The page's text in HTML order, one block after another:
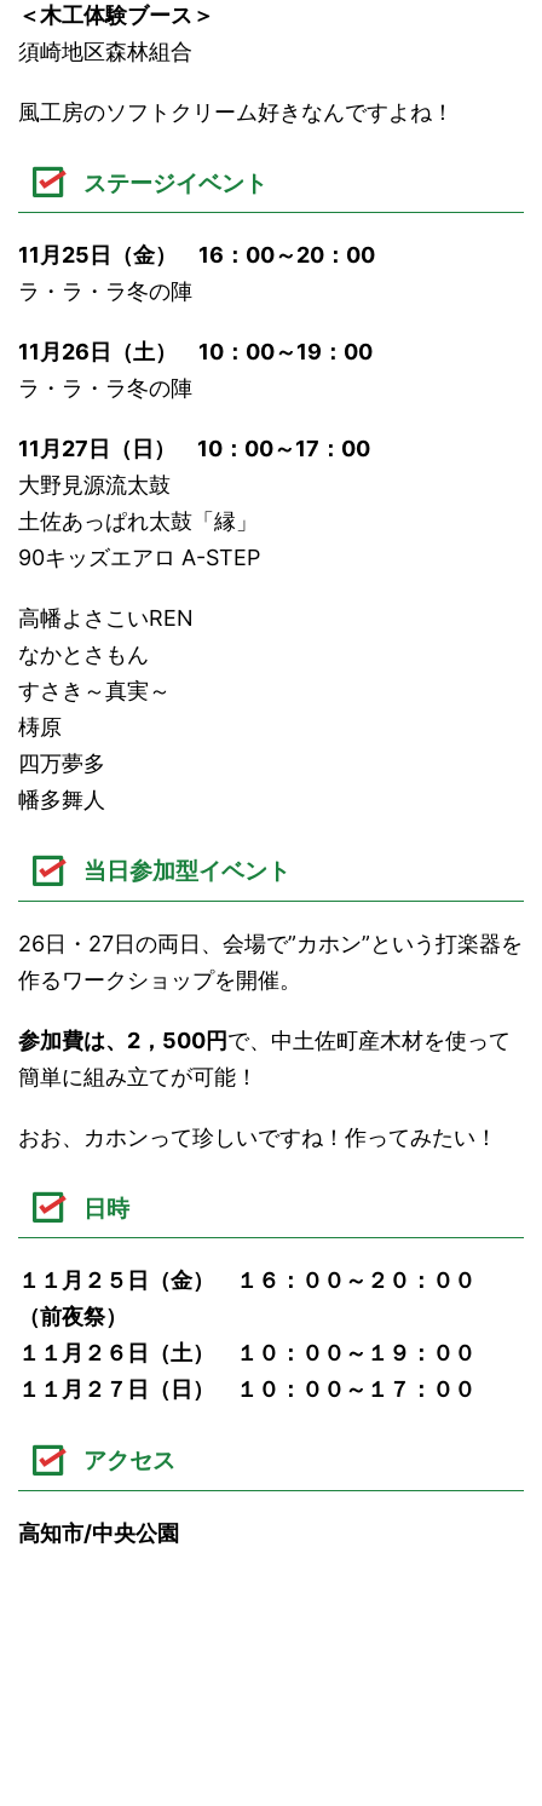
＜木工体験ブース＞
須崎地区森林組合
風工房のソフトクリーム好きなんですよね！
ステージイベント
11月25日（金） 16：00～20：00
ラ・ラ・ラ冬の陣
11月26日（土） 10：00～19：00
ラ・ラ・ラ冬の陣
11月27日（日） 10：00～17：00
大野見源流太鼓
土佐あっぱれ太鼓「縁」
90キッズエアロ A-STEP
高幡よさこいREN
なかとさもん
すさき～真実～
梼原
四万夢多
幡多舞人
当日参加型イベント
26日・27日の両日、会場で”カホン”という打楽器を
作るワークショップを開催。
参加費は、2，500円で、中土佐町産木材を使って
簡単に組み立てが可能！
おお、カホンって珍しいですね！作ってみたい！
日時
１１月２５日（金） １６：００～２０：００
（前夜祭）
１１月２６日（土） １０：００～１９：００
１１月２７日（日） １０：００～１７：００
アクセス
高知市/中央公園